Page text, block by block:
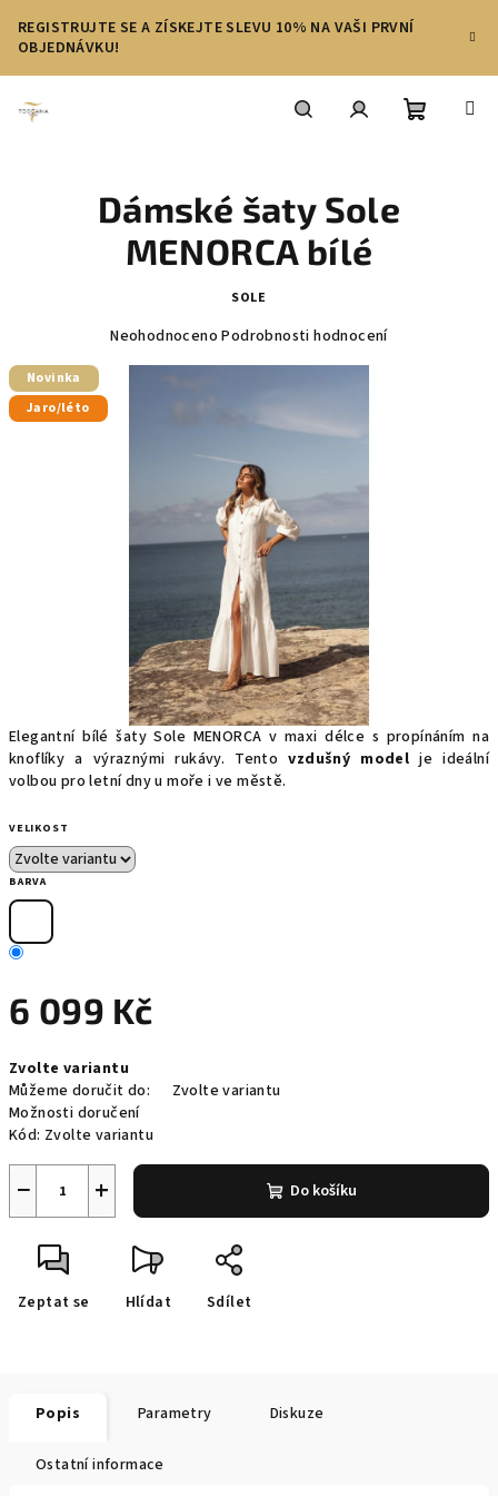
obsah
REGISTRUJTE SE A ZÍSKEJTE SLEVU 10% NA VAŠI PRVNÍ
OBJEDNÁVKU!
Elegantní bílé šaty Sole MENORCA v maxi délce s propínáním na
knoflíky a výraznými rukávy. Tentovzdušný model je ideální
volbou pro letní dny u moře i ve městě.
VELIKOST
BARVA
6 099 Kč
cena:
Zvolte variantu
Můžeme doručit do:
Zvolte variantu
Možnosti doručení
Kód: Zvolte variantu
+
− Do košíku
Zeptat se Hlídat Sdílet
Dámské šaty Sole
MENORCA bílé
SOLE
produktu
je
0,0
Neohodnoceno Podrobnosti hodnocení
Novinka
Jaro/léto
Popis Parametry Diskuze
Ostatní informace